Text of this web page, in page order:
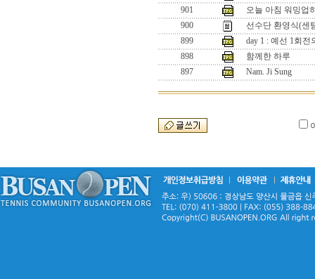
901
오늘 아침 워밍업
900
선수단 환영식(센
899
day 1 : 예선 1회전
898
함께한 하루
897
Nam. Ji Sung